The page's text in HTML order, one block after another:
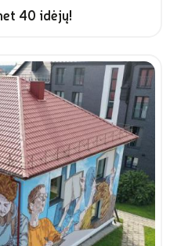
40 idėjų!